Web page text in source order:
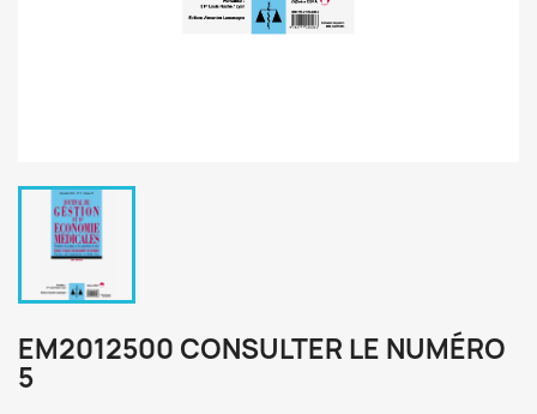
EM2012500 CONSULTER LE NUMÉRO
5